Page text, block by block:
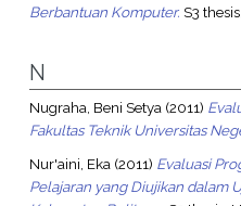
Berbantuan Komputer. S3
N
Nugraha, Beni Setya(2011)
Fakultas Teknik Universitas
Nur'aini, Eka (2011) Evaluasi
Pelajaran yang Diujikan dalam